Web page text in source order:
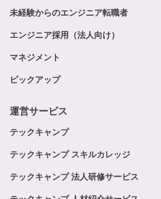
未経験からのエンジニア転職者
エンジニア採用（法人向け）
マネジメント
ピックアップ
運営サービス
テックキャンプ
テックキャンプ スキルカレッジ
テックキャンプ 法人研修サービス